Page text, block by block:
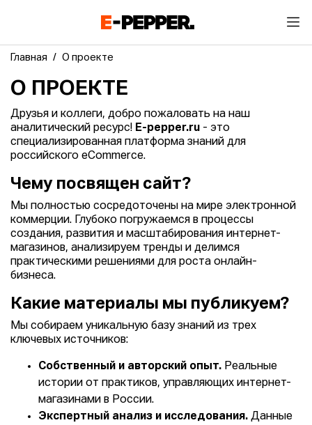
Главная О проекте
О ПРОЕКТЕ
Друзья и коллеги, добро пожаловать на наш
аналитический ресурс! E-pepper.ru - это
специализированная платформа знаний для
российского eCommerce.
Чему посвящен сайт?
Мы полностью сосредоточены на мире электронной
коммерции. Глубоко погружаемся в процессы
создания, развития и масштабирования интернет-
магазинов, анализируем тренды и делимся
практическими решениями для роста онлайн-
бизнеса.
Какие материалы мы публикуем?
Мы собираем уникальную базу знаний из трех
ключевых источников:
Собственный и авторский опыт. Реальные
истории от практиков, управляющих интернет-
магазинами в России.
Экспертный анализ и исследования. Данные